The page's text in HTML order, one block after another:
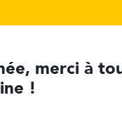
merci à
!